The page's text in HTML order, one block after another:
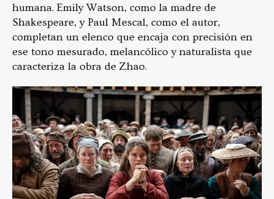
humana. Emily Watson, como la madre de
Shakespeare, y Paul Mescal, como el autor,
completan un elenco que encaja con precisión en
ese tono mesurado, melancólico y naturalista que
caracteriza la obra de Zhao.